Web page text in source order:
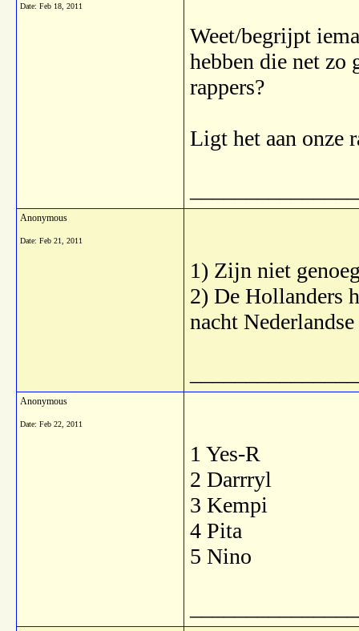
Date: Feb 18, 2011
Weet/begrijpt
hebben die net zo
rappers?
Ligt het aan onze
Anonymous
Date: Feb 21, 2011
1) Zijn niet
2) De Hollanders
nacht
Anonymous
Date: Feb 22, 2011
1 Yes-R
2 Darrryl
3 Kempi
4 Pita
5 Nino